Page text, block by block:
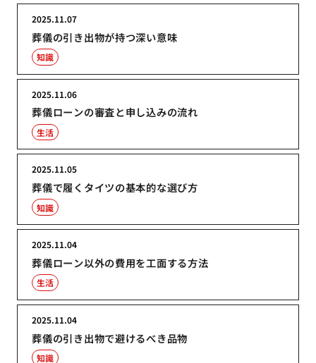
葬儀の引き出物が持つ深い意味
2025.11.07
知識
葬儀ローンの審査と申し込みの流れ
2025.11.06
生活
葬儀で履くタイツの基本的な選び方
2025.11.05
知識
葬儀ローン以外の費用を工面する方法
2025.11.04
生活
葬儀の引き出物で避けるべき品物
2025.11.04
知識